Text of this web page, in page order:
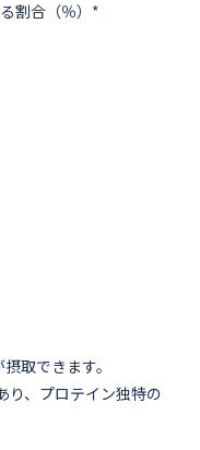
割合（％）*
取できます。
り、プロテイン独特の